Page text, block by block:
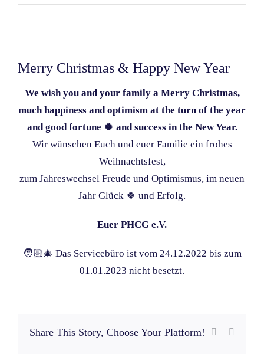
grösseres
Merry Christmas & Happy New Year
We wish you and your family a Merry Christmas,
much happiness and optimism at the turn of the year
and good fortune 🍀 and success in the New Year.
Wir wünschen Euch und euer Familie ein frohes
Weihnachtsfest,
zum Jahreswechsel Freude und Optimismus, im neuen
Jahr Glück 🍀 und Erfolg.
Euer PHCG e.V.
🧑🏻‍🎄 Das Servicebüro ist vom 24.12.2022 bis zum
01.01.2023 nicht besetzt.
Share This Story, Choose Your Platform! Facebook